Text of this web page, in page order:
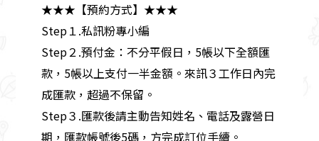
★★★【預約方式】★★★
Step１.私訊粉專小編
Step２.預付金：不分平假日，5帳以下全額匯
款，5帳以上支付一半金額。來訊３工作日內完
成匯款，超過不保留。
Step３.匯款後請主動告知姓名、電話及露營日
期，匯款帳號後5碼，方完成訂位手續。